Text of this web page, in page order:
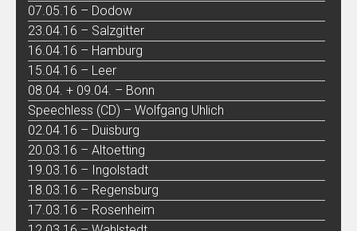
07.05.16 – Dodow
23.04.16 – Salzgitter
16.04.16 – Hamburg
15.04.16 – Leer
08.04. + 09.04. – Bonn
Speechless (CD) – Wolfgang Uhlich
02.04.16 – Duisburg
20.03.16 – Altoetting
19.03.16 – Ingolstadt
18.03.16 – Regensburg
17.03.16 – Rosenheim